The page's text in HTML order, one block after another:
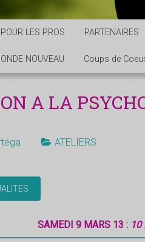
LES PROS PARTENAIRES
NOUVEAU Coups de
A LA
ATELIERS
SAMEDI 9 MARS 13 : 10